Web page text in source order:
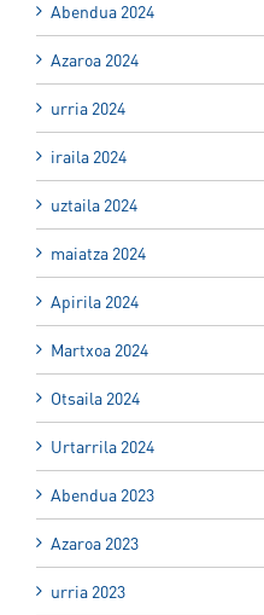
Abendua 2024
Azaroa 2024
urria 2024
iraila 2024
uztaila 2024
maiatza 2024
Apirila 2024
Martxoa 2024
Otsaila 2024
Urtarrila 2024
Abendua 2023
Azaroa 2023
urria 2023